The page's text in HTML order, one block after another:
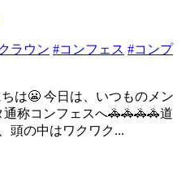
ラウン #コンフェス #コンプ
は😬 今日は、いつものメン
称コンフェスへ🚓🚓🚓🚓道
頭の中はワクワク...